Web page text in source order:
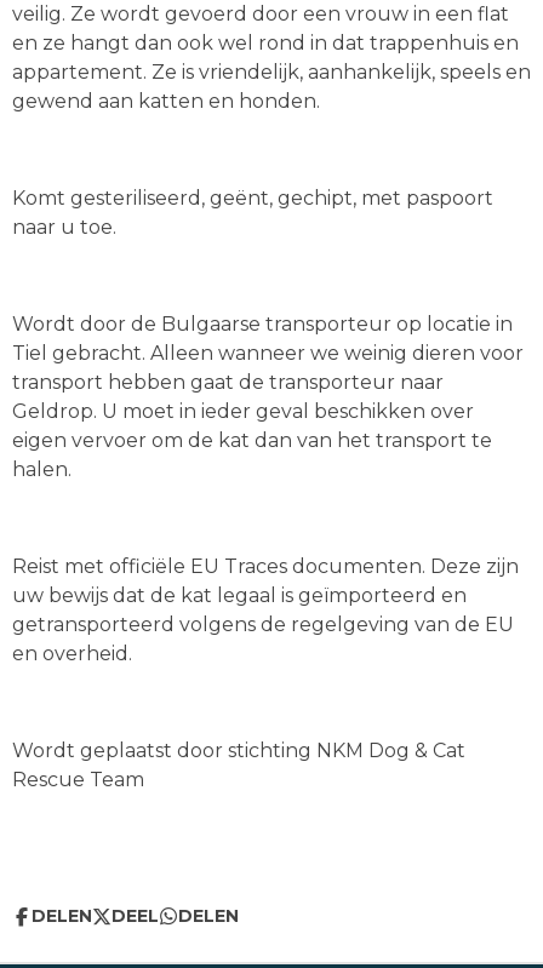
veilig. Ze wordt gevoerd door een vrouw in een flat
en ze hangt dan ook wel rond in dat trappenhuis en
appartement. Ze is vriendelijk, aanhankelijk, speels en
gewend aan katten en honden.
Komt gesteriliseerd, geënt, gechipt, met paspoort
naar u toe.
Wordt door de Bulgaarse transporteur op locatie in
Tiel gebracht. Alleen wanneer we weinig dieren voor
transport hebben gaat de transporteur naar
Geldrop. U moet in ieder geval beschikken over
eigen vervoer om de kat dan van het transport te
halen.
Reist met officiële EU Traces documenten. Deze zijn
uw bewijs dat de kat legaal is geïmporteerd en
getransporteerd volgens de regelgeving van de EU
en overheid.
Wordt geplaatst door stichting NKM Dog & Cat
Rescue Team
DELEN DEEL DELEN